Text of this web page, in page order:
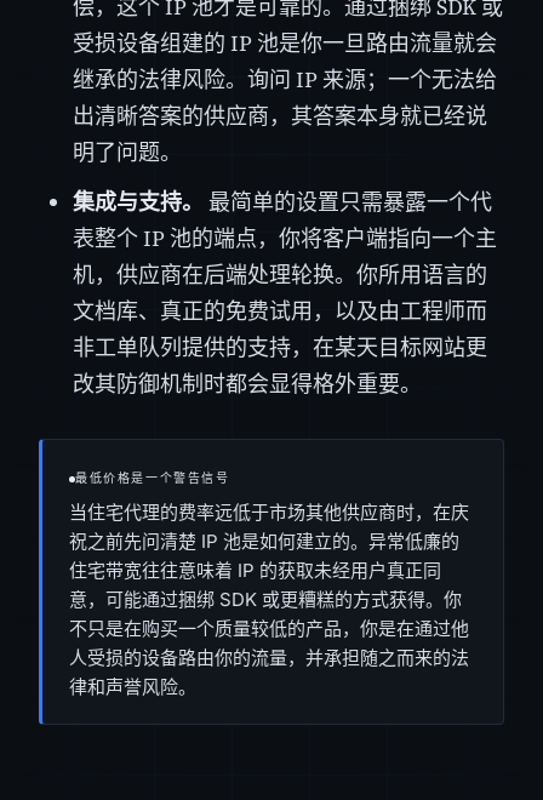
偿，这个 IP 池才是可靠的。通过捆绑 SDK 或
受损设备组建的 IP 池是你一旦路由流量就会
继承的法律风险。询问 IP 来源；一个无法给
出清晰答案的供应商，其答案本身就已经说
明了问题。
集成与支持。 最简单的设置只需暴露一个代
表整个 IP 池的端点，你将客户端指向一个主
机，供应商在后端处理轮换。你所用语言的
文档库、真正的免费试用，以及由工程师而
非工单队列提供的支持，在某天目标网站更
改其防御机制时都会显得格外重要。
最低价格是一个警告信号
当住宅代理的费率远低于市场其他供应商时，在庆
祝之前先问清楚 IP 池是如何建立的。异常低廉的
住宅带宽往往意味着 IP 的获取未经用户真正同
意，可能通过捆绑 SDK 或更糟糕的方式获得。你
不只是在购买一个质量较低的产品，你是在通过他
人受损的设备路由你的流量，并承担随之而来的法
律和声誉风险。